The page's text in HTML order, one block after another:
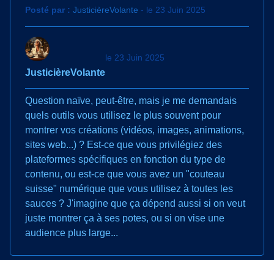
Posté par : JusticièreVolante - le 23 Juin 2025
JusticièreVolante
le 23 Juin 2025
Question naïve, peut-être, mais je me demandais
quels outils vous utilisez le plus souvent pour
montrer vos créations (vidéos, images, animations,
sites web...) ? Est-ce que vous privilégiez des
plateformes spécifiques en fonction du type de
contenu, ou est-ce que vous avez un "couteau
suisse" numérique que vous utilisez à toutes les
sauces ? J'imagine que ça dépend aussi si on veut
juste montrer ça à ses potes, ou si on vise une
audience plus large...